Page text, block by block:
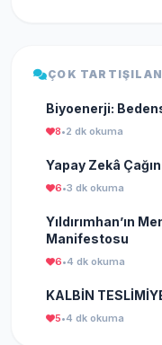
ÇOK TARTIŞILAN
Biyoenerji:
8•2 dk okuma
Yapay Zekâ
6•3 dk okuma
Yıldırımhan’ın
Manifestosu
6•4 dk okuma
5•4 dk okuma